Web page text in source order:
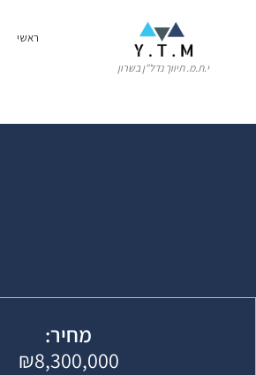
י.ת.מ. תיווך נדל"ן בשרון
ראשי
מחיר:
₪8,300,000